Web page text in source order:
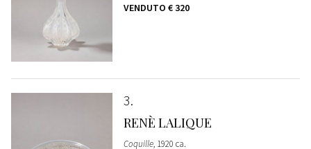
VENDUTO € 320
3
RENÈ LALIQUE
Coquille, 1920 ca.